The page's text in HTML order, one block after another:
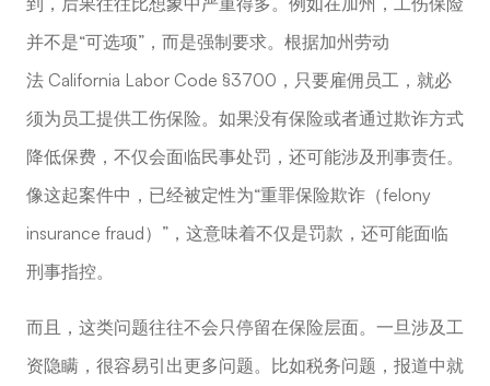
并不是“可选项”，而是强制要求。根据加州劳动
法 California Labor Code §3700，只要雇佣员工，就必
须为员工提供工伤保险。如果没有保险或者通过欺诈方式
降低保费，不仅会面临民事处罚，还可能涉及刑事责任。
像这起案件中，已经被定性为“重罪保险欺诈（felony
insurance fraud）”，这意味着不仅是罚款，还可能面临
刑事指控。
而且，这类问题往往不会只停留在保险层面。一旦涉及工
资隐瞒，很容易引出更多问题。比如税务问题，报道中就